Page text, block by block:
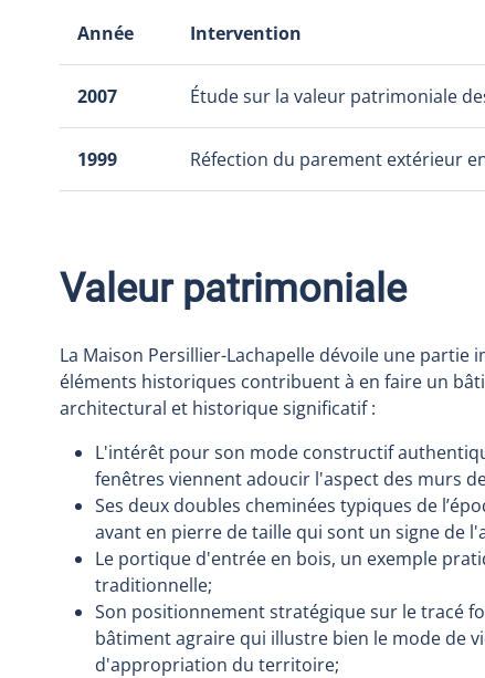
Année Intervention
2007 Étude sur la valeur patrimoniale
1999 Réfection du parement extérieur
Valeur patrimoniale
La Maison Persillier-Lachapelle dévoile une
éléments historiques contribuent à en faire un
architectural et historique significatif :
L'intérêt pour son mode constructif
fenêtres viennent adoucir l'aspect des murs
Ses deux doubles cheminées typiques de
avant en pierre de taille qui sont un signe de
Le portique d'entrée en bois, un exemple
traditionnelle;
Son positionnement stratégique sur le tracé
bâtiment agraire qui illustre bien le mode de
d'appropriation du territoire;